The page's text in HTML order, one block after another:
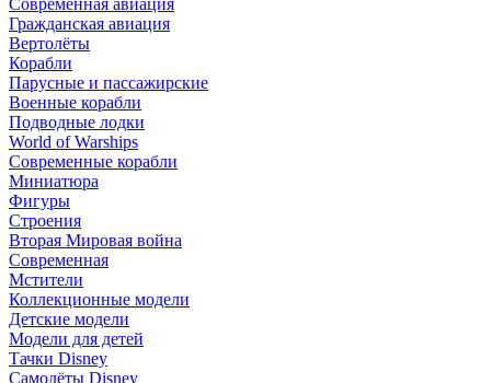
Современная авиация
Гражданская авиация
Вертолёты
Корабли
Парусные и пассажирские
Военные корабли
Подводные лодки
World of Warships
Современные корабли
Миниатюра
Фигуры
Строения
Вторая Мировая война
Современная
Мстители
Коллекционные модели
Детские модели
Модели для детей
Тачки Disney
Самолёты Disney